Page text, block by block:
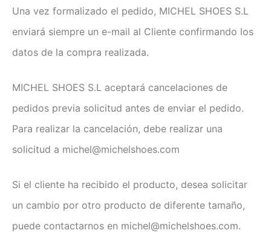
Una vez formalizado el pedido, MICHEL SHOES S.L
enviará siempre un e-mail al Cliente confirmando los
datos de la compra realizada.
MICHEL SHOES S.L aceptará cancelaciones de
pedidos previa solicitud antes de enviar el pedido.
Para realizar la cancelación, debe realizar una
solicitud a michel@michelshoes.com
Si el cliente ha recibido el producto, desea solicitar
un cambio por otro producto de diferente tamaño,
puede contactarnos en michel@michelshoes.com.